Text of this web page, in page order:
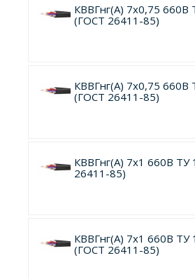
КВВГнг(А) 7х0,75 660В
(ГОСТ 26411-85)
КВВГнг(А) 7х0,75 660В
(ГОСТ 26411-85)
КВВГнг(А) 7х1 660В
26411-85)
КВВГнг(А) 7х1 660В ТУ
(ГОСТ 26411-85)